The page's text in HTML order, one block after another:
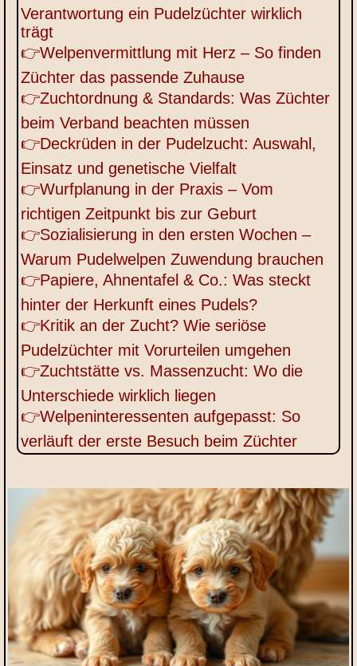
Verantwortung ein Pudelzüchter wirklich
trägt
👉Welpenvermittlung mit Herz – So finden
Züchter das passende Zuhause
👉Zuchtordnung & Standards: Was Züchter
beim Verband beachten müssen
👉Deckrüden in der Pudelzucht: Auswahl,
Einsatz und genetische Vielfalt
👉Wurfplanung in der Praxis – Vom
richtigen Zeitpunkt bis zur Geburt
👉Sozialisierung in den ersten Wochen –
Warum Pudelwelpen Zuwendung brauchen
👉Papiere, Ahnentafel & Co.: Was steckt
hinter der Herkunft eines Pudels?
👉Kritik an der Zucht? Wie seriöse
Pudelzüchter mit Vorurteilen umgehen
👉Zuchtstätte vs. Massenzucht: Wo die
Unterschiede wirklich liegen
👉Welpeninteressenten aufgepasst: So
verläuft der erste Besuch beim Züchter